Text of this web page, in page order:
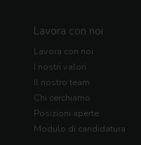
Lavora con noi
Lavora con noi
I nostri valori
Il nostro team
Chi cerchiamo
Posizioni aperte
Modulo di candidatura